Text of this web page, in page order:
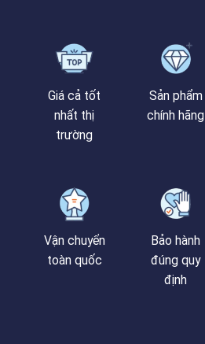
Giá cả tốt
nhất thị
trường
Sản phẩm
chính hãng
Vận chuyển
toàn quốc
Bảo hành
đúng quy
định